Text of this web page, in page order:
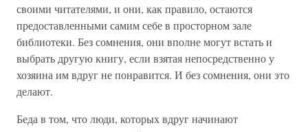
своими читателями, и они, как правило, остаются
предоставленными самим себе в просторном зале
библиотеки. Без сомнения, они вполне могут встать и
выбрать другую книгу, если взятая непосредственно у
хозяина им вдруг не понравится. И без сомнения, они это
делают.
Беда в том, что люди, которых вдруг начинают